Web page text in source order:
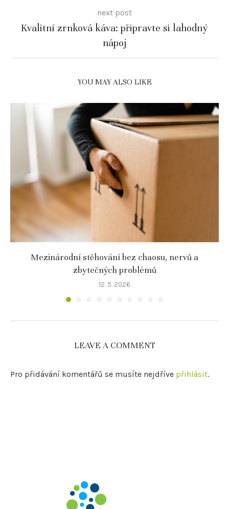
next post
Kvalitní zrnková káva: připravte si lahodný
nápoj
YOU MAY ALSO LIKE
Mezinárodní stěhování bez chaosu, nervů a
zbytečných problémů
12. 5. 2026
LEAVE A COMMENT
Pro přidávání komentářů se musíte nejdříve přihlásit.